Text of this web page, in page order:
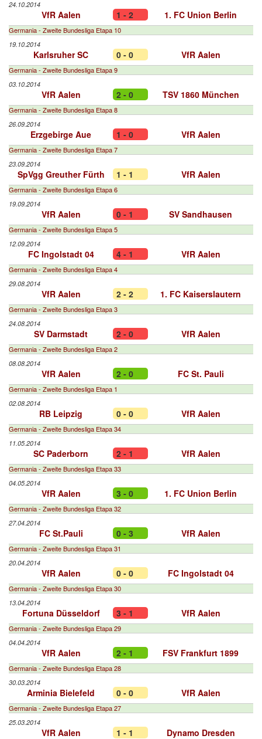
24.10.2014
VfR Aalen 1 - 2 1. FC Union Berlin
Germania - Zweite Bundesliga Etapa 10
19.10.2014
Karlsruher SC 0 - 0 VfR Aalen
Germania - Zweite Bundesliga Etapa 9
03.10.2014
VfR Aalen 2 - 0 TSV 1860 München
Germania - Zweite Bundesliga Etapa 8
26.09.2014
Erzgebirge Aue 1 - 0 VfR Aalen
Germania - Zweite Bundesliga Etapa 7
23.09.2014
SpVgg Greuther Fürth 1 - 1 VfR Aalen
Germania - Zweite Bundesliga Etapa 6
19.09.2014
VfR Aalen 0 - 1 SV Sandhausen
Germania - Zweite Bundesliga Etapa 5
12.09.2014
FC Ingolstadt 04 4 - 1 VfR Aalen
Germania - Zweite Bundesliga Etapa 4
29.08.2014
VfR Aalen 2 - 2 1. FC Kaiserslautern
Germania - Zweite Bundesliga Etapa 3
24.08.2014
SV Darmstadt 2 - 0 VfR Aalen
Germania - Zweite Bundesliga Etapa 2
08.08.2014
VfR Aalen 2 - 0 FC St. Pauli
Germania - Zweite Bundesliga Etapa 1
02.08.2014
RB Leipzig 0 - 0 VfR Aalen
Germania - Zweite Bundesliga Etapa 34
11.05.2014
SC Paderborn 2 - 1 VfR Aalen
Germania - Zweite Bundesliga Etapa 33
04.05.2014
VfR Aalen 3 - 0 1. FC Union Berlin
Germania - Zweite Bundesliga Etapa 32
27.04.2014
FC St.Pauli 0 - 3 VfR Aalen
Germania - Zweite Bundesliga Etapa 31
20.04.2014
VfR Aalen 0 - 0 FC Ingolstadt 04
Germania - Zweite Bundesliga Etapa 30
13.04.2014
Fortuna Düsseldorf 3 - 1 VfR Aalen
Germania - Zweite Bundesliga Etapa 29
04.04.2014
VfR Aalen 2 - 1 FSV Frankfurt 1899
Germania - Zweite Bundesliga Etapa 28
30.03.2014
Arminia Bielefeld 0 - 0 VfR Aalen
Germania - Zweite Bundesliga Etapa 27
25.03.2014
VfR Aalen 1 - 1 Dynamo Dresden